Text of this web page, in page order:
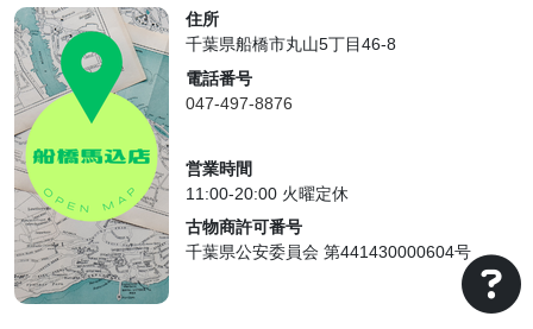
住所
千葉県船橋市丸山5丁目46-8
電話番号
047-497-8876
営業時間
11:00-20:00 火曜定休
古物商許可番号
千葉県公安委員会 第441430000604号